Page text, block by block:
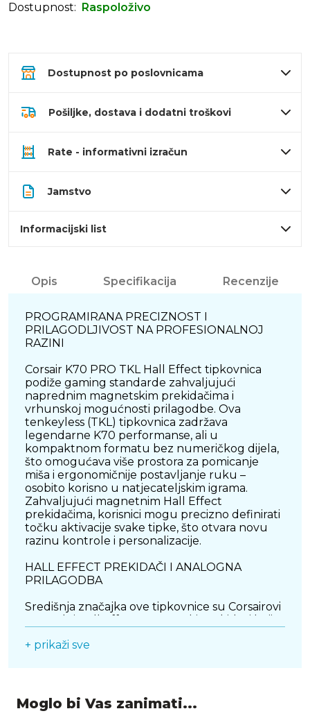
Dostupnost:
Raspoloživo
Dostupnost po poslovnicama
Pošiljke, dostava i dodatni troškovi
Rate - informativni izračun
Jamstvo
Informacijski list
Opis Specifikacija Recenzije
PROGRAMIRANA PRECIZNOST I
PRILAGODLJIVOST NA PROFESIONALNOJ
RAZINI
Corsair K70 PRO TKL Hall Effect tipkovnica
podiže gaming standarde zahvaljujući
naprednim magnetskim prekidačima i
vrhunskoj mogućnosti prilagodbe. Ova
tenkeyless (TKL) tipkovnica zadržava
legendarne K70 performanse, ali u
kompaktnom formatu bez numeričkog dijela,
što omogućava više prostora za pomicanje
miša i ergonomičnije postavljanje ruku –
osobito korisno u natjecateljskim igrama.
Zahvaljujući magnetnim Hall Effect
prekidačima, korisnici mogu precizno definirati
točku aktivacije svake tipke, što otvara novu
razinu kontrole i personalizacije.
HALL EFFECT PREKIDAČI I ANALOGNA
PRILAGODBA
Središnja značajka ove tipkovnice su Corsairovi
bez fizičkog kontakta. Svaka tipka nudi
funkcija omogućava ne samo brže reakcije u
kompetitivnim igrama, već i preciznu kontrolu
+ prikaži sve
Moglo bi Vas zanimati...